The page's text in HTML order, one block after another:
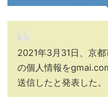
2021年3月31日、京
の個人情報を
送信したと発表した。